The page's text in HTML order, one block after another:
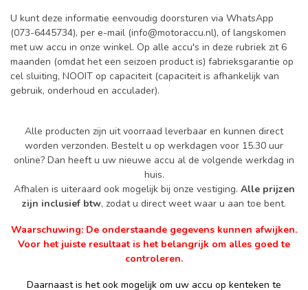
U kunt deze informatie eenvoudig doorsturen via WhatsApp
(073-6445734), per e-mail (info@motoraccu.nl), of langskomen
met uw accu in onze winkel. Op alle accu's in deze rubriek zit 6
maanden (omdat het een seizoen product is) fabrieksgarantie op
cel sluiting, NOOIT op capaciteit (capaciteit is afhankelijk van
gebruik, onderhoud en acculader).
Alle producten zijn uit voorraad leverbaar en kunnen direct
worden verzonden. Bestelt u op werkdagen voor 15.30 uur
online? Dan heeft u uw nieuwe accu al de volgende werkdag in
huis.
Afhalen is uiteraard ook mogelijk bij onze vestiging. Alle prijzen
zijn inclusief btw, zodat u direct weet waar u aan toe bent.
Waarschuwing: De onderstaande gegevens kunnen afwijken.
Voor het juiste resultaat is het belangrijk om alles goed te
controleren.
Daarnaast is het ook mogelijk om uw accu op kenteken te